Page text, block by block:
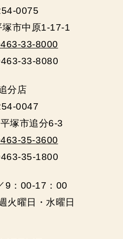
0075
塚市中原1-17-1
33-8000
33-8080
分店
0047
塚市追分6-3
35-3600
35-1800
9：00‐17：00
火曜日・水曜日